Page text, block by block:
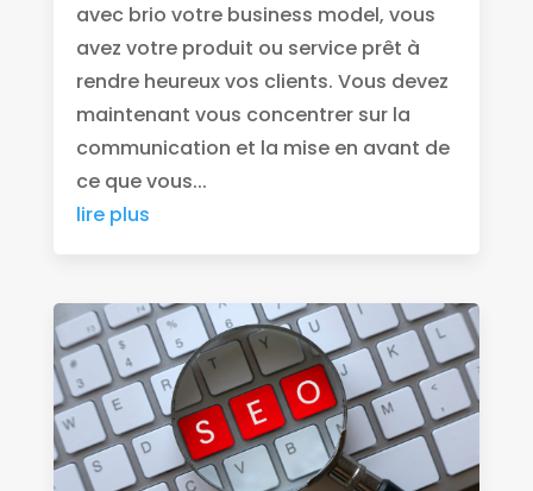
avec brio votre business model, vous
avez votre produit ou service prêt à
rendre heureux vos clients. Vous devez
maintenant vous concentrer sur la
communication et la mise en avant de
ce que vous...
lire plus